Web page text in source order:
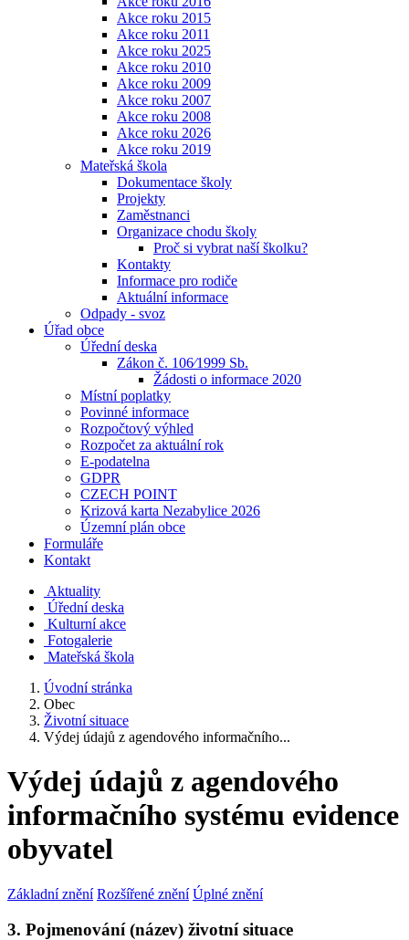
Akce roku 2015
Akce roku 2011
Akce roku 2025
Akce roku 2010
Akce roku 2009
Akce roku 2007
Akce roku 2008
Akce roku 2026
Akce roku 2019
Mateřská škola
Dokumentace školy
Projekty
Zaměstnanci
Organizace chodu školy
Proč si vybrat naší školku?
Kontakty
Informace pro rodiče
Aktuální informace
Odpady - svoz
Úřad obce
Úřední deska
Zákon č. 106⁄1999 Sb.
Žádosti o informace 2020
Místní poplatky
Povinné informace
Rozpočtový výhled
Rozpočet za aktuální rok
E-podatelna
GDPR
CZECH POINT
Krizová karta Nezabylice 2026
Územní plán obce
Formuláře
Kontakt
Aktuality
Úřední deska
Kulturní akce
Fotogalerie
Mateřská škola
Úvodní stránka
Obec
Životní situace
Výdej údajů z agendového informačního...
Výdej údajů z agendového
informačního systému evidence
obyvatel
Základní znění Rozšířené znění Úplné znění
3. Pojmenování (název) životní situace